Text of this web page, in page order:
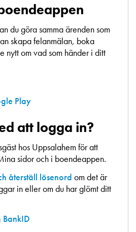
du göra samma ärenden som
skapa felanmälan, boka
nytt om vad som händer i ditt
Play
att logga in?
hos Uppsalahem för att
sidor och i boendeappen.
återställ lösenord om det är
in eller om du har glömt ditt